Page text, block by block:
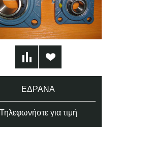
ΈΔΡΑΝΑ
Τηλεφωνήστε για τιμή